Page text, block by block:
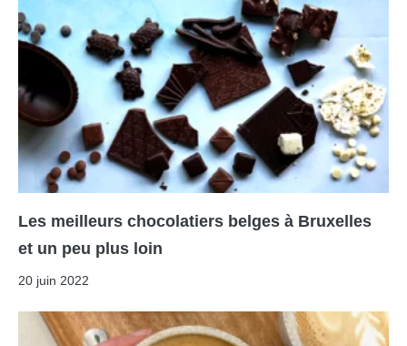
Les meilleurs chocolatiers belges à Bruxelles
et un peu plus loin
20 juin 2022